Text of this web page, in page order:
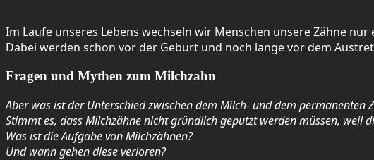
Im Laufe unseres Lebens wechseln wir Menschen unsere Zähne
Dabei werden schon vor der Geburt und noch lange vor dem
Fragen und Mythen zum Milchzahn
Aber was ist der Unterschied zwischen dem Milch- und dem permanenten
Stimmt es, dass Milchzähne nicht gründlich geputzt werden müssen, weil
Was ist die Aufgabe von Milchzähnen?
Und wann gehen diese verloren?